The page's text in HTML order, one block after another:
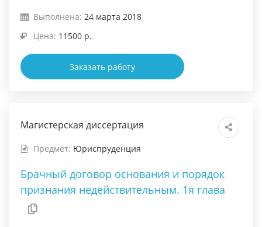
Выполнена: 24 марта 2018
Цена: 11500 р.
Заказать работу
Магистерская диссертация
Предмет: Юриспруденция
Брачный договор основания и порядок
признания недействительным. 1я глава